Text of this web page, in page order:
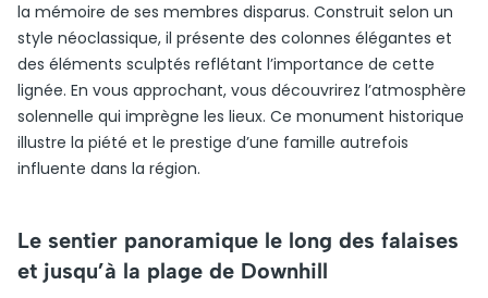
la mémoire de ses membres disparus. Construit selon un
style néoclassique, il présente des colonnes élégantes et
des éléments sculptés reflétant l’importance de cette
lignée. En vous approchant, vous découvrirez l’atmosphère
solennelle qui imprègne les lieux. Ce monument historique
illustre la piété et le prestige d’une famille autrefois
influente dans la région.
Le sentier panoramique le long des falaises
et jusqu’à la plage de Downhill